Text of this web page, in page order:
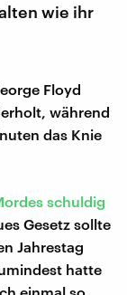
wie ihr
Floyd
während
das Knie
schuldig
Gesetz sollte
Jahrestag
hatte